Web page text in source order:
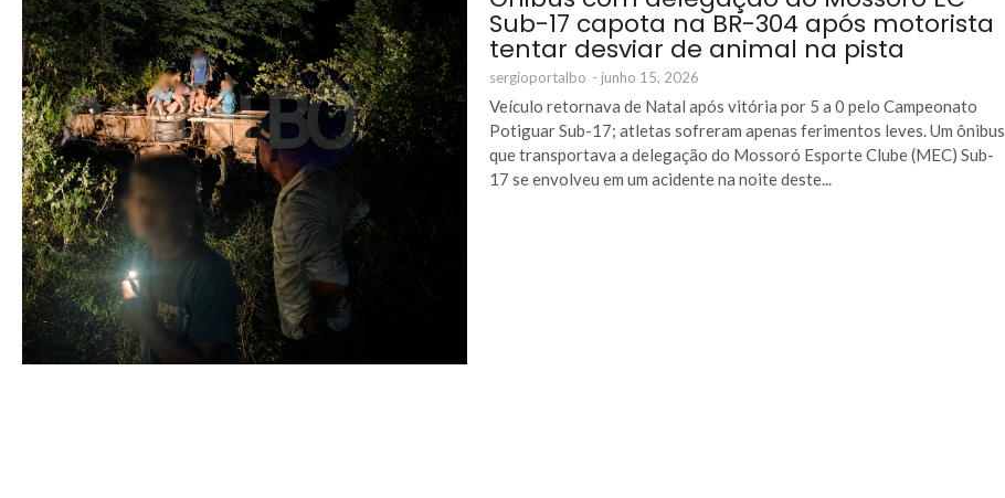
Sub-17 capota na BR-304 após motorista
tentar desviar de animal na pista
sergioportalbo - junho 15, 2026
Veículo retornava de Natal após vitória por 5 a 0 pelo Campeonato
Potiguar Sub-17; atletas sofreram apenas ferimentos leves. Um ônibus
que transportava a delegação do Mossoró Esporte Clube (MEC) Sub-
17 se envolveu em um acidente na noite deste...